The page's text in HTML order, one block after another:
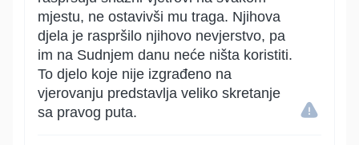
mjestu, ne ostavivši mu traga. Njihova
djela je raspršilo njihovo nevjerstvo, pa
im na Sudnjem danu neće ništa koristiti.
To djelo koje nije izgrađeno na
vjerovanju predstavlja veliko skretanje
sa pravog puta.